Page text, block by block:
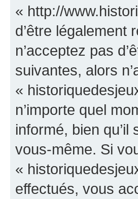
« http://
d’être légalement
n’acceptez pas
suivantes, alors
«
n’importe quel
informé, bien
vous-même. Si
«
effectués, vous